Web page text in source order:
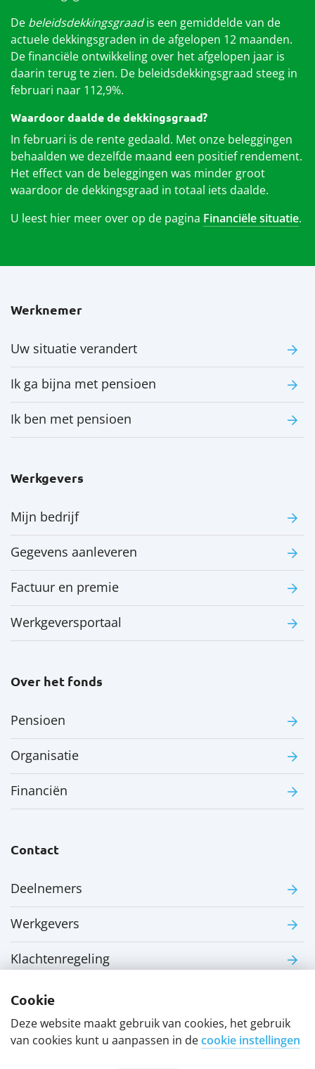
Cookie
Deze website maakt gebruik van cookies, het gebruik
van cookies kunt u aanpassen in decookie instellingen
De beleidsdekkingsgraadis een gemiddelde van de
actuele dekkingsgraden in de afgelopen 12 maanden.
De financiële ontwikkeling over het afgelopen jaar is
daarin terug te zien. De beleidsdekkingsgraad steeg in
februari naar 112,9%.
Waardoor daalde de dekkingsgraad?
In februari is de rente gedaald. Met onze beleggingen
behaalden we dezelfde maand een positief rendement.
Het effect van de beleggingen was minder groot
waardoor de dekkingsgraad in totaal iets daalde.
U leest hier meer over op de pagina Financiële situatie.
Werknemer
Uw situatie verandert
Ik ga bijna met pensioen
Ik ben met pensioen
Werkgevers
Mijn bedrijf
Gegevens aanleveren
Factuur en premie
Werkgeversportaal
Over het fonds
Pensioen
Organisatie
Financiën
Contact
Deelnemers
Werkgevers
Klachtenregeling